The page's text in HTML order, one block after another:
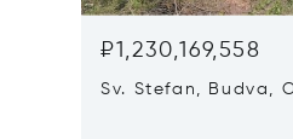
₽1,230,169,558
Sv. Stefan, Budva,